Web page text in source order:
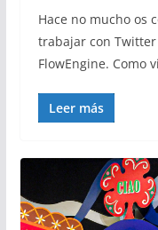
Hace no mucho os
trabajar con
FlowEngine. Como
Leer más